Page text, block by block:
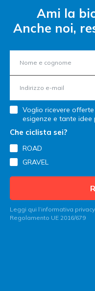
Ami la
Anche noi,
Voglio ricevere
esigenze e tante idee
Che ciclista sei?
ROAD
GRAVEL
Leggi qui l’informativa
Regolamento UE 2016/679